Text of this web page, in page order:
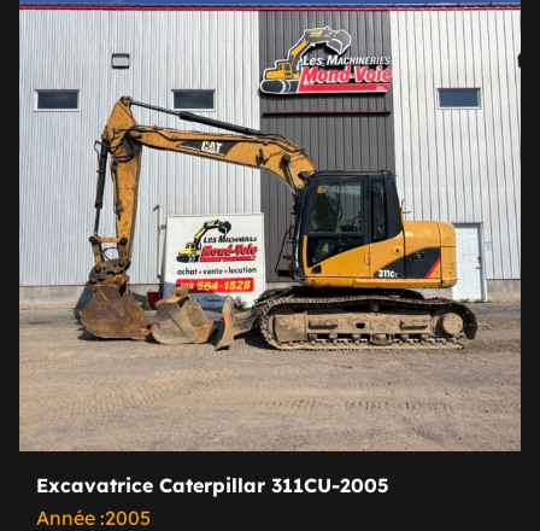
Excavatrice Caterpillar 311CU-2005
Année :2005